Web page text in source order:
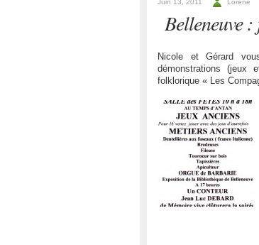
Juin 13, 2011 Lorene
Belleneuve
Nicole et Gérard
démonstrations (jeux
folklorique « Les